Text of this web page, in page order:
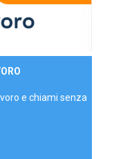
e chiami senza